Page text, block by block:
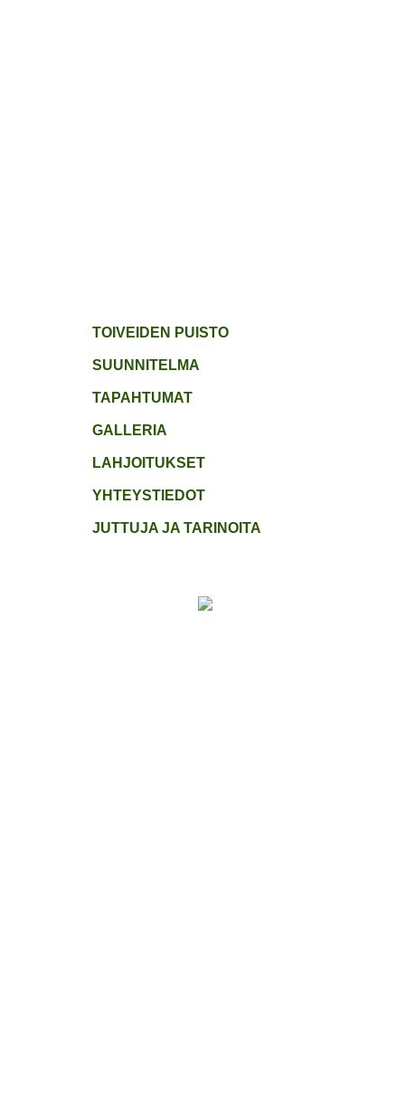
TOIVEIDEN PUISTO
SUUNNITELMA
TAPAHTUMAT
GALLERIA
LAHJOITUKSET
YHTEYSTIEDOT
JUTTUJA JA TARINOITA